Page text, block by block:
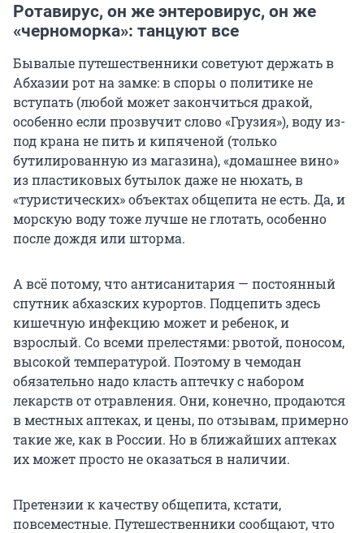
Ротавирус, он же энтеровирус, он же
«черноморка»: танцуют все
Бывалые путешественники советуют держать в
Абхазии рот на замке: в споры о политике не
вступать (любой может закончиться дракой,
особенно если прозвучит слово «Грузия»), воду из-
под крана не пить и кипяченой (только
бутилированную из магазина), «домашнее вино»
из пластиковых бутылок даже не нюхать, в
«туристических» объектах общепита не есть. Да, и
морскую воду тоже лучше не глотать, особенно
после дождя или шторма.
А всё потому, что антисанитария — постоянный
спутник абхазских курортов. Подцепить здесь
кишечную инфекцию может и ребенок, и
взрослый. Со всеми прелестями: рвотой, поносом,
высокой температурой. Поэтому в чемодан
обязательно надо класть аптечку с набором
лекарств от отравления. Они, конечно, продаются
в местных аптеках, и цены, по отзывам, примерно
такие же, как в России. Но в ближайших аптеках
их может просто не оказаться в наличии.
Претензии к качеству общепита, кстати,
повсеместные. Путешественники сообщают, что